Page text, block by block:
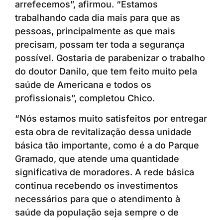
arrefecemos”, afirmou. “Estamos
trabalhando cada dia mais para que as
pessoas, principalmente as que mais
precisam, possam ter toda a segurança
possível. Gostaria de parabenizar o trabalho
do doutor Danilo, que tem feito muito pela
saúde de Americana e todos os
profissionais”, completou Chico.
“Nós estamos muito satisfeitos por entregar
esta obra de revitalização dessa unidade
básica tão importante, como é a do Parque
Gramado, que atende uma quantidade
significativa de moradores. A rede básica
continua recebendo os investimentos
necessários para que o atendimento à
saúde da população seja sempre o de